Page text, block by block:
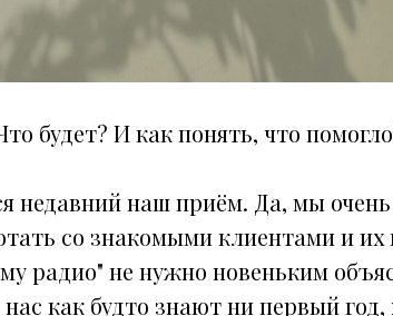
будет? И как понять, что
недавний наш приём. Да, мы
со знакомыми клиентами и их
радио" не нужно новеньким
как будто знают ни первый год,